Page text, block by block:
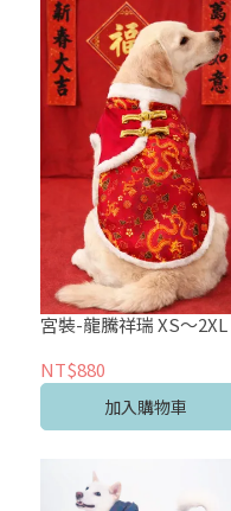
宮裝-龍騰祥瑞 XS～2XL
NT$880
加入購物車